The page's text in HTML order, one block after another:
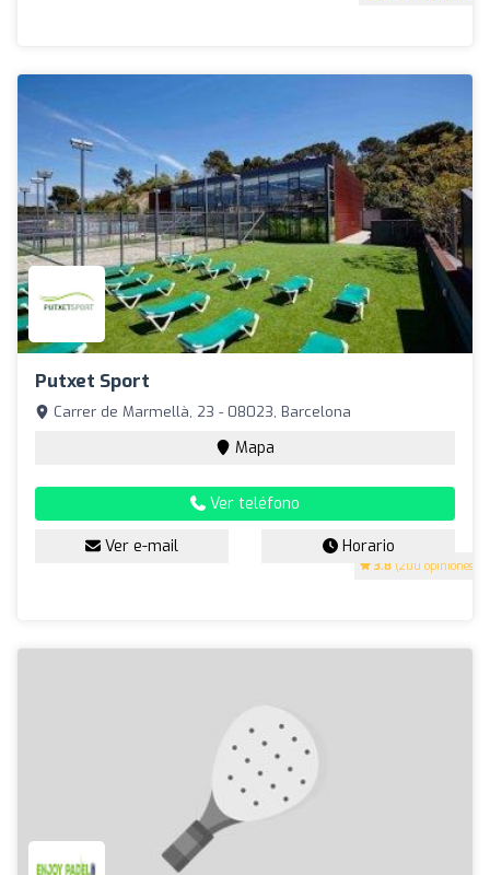
Putxet Sport
3.8 (200 opiniones)
Carrer de Marmellà, 23 - 08023, Barcelona
Mapa
Ver teléfono
Ver e-mail Horario